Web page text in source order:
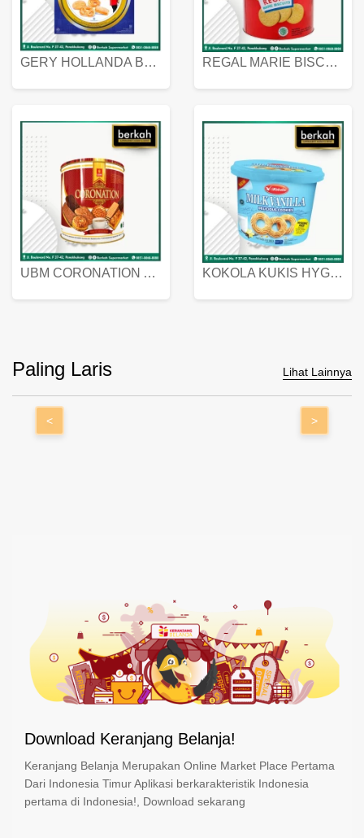
GERY HOLLANDA BUTTER COOKIES 450 GRAM REGAL MARIE BISCUIT KALENG 550 GRAM
UBM CORONATION ASSORTED BISKUIT KALENG 450 GRAM KOKOLA KUKIS HYGIENIC MILK VANILLA PACK 320 GR
Paling Laris Lihat Lainnya
< >
Download Keranjang Belanja!
Keranjang Belanja Merupakan Online Market Place Pertama
Dari Indonesia Timur Aplikasi berkarakteristik Indonesia
pertama di Indonesia!, Download sekarang